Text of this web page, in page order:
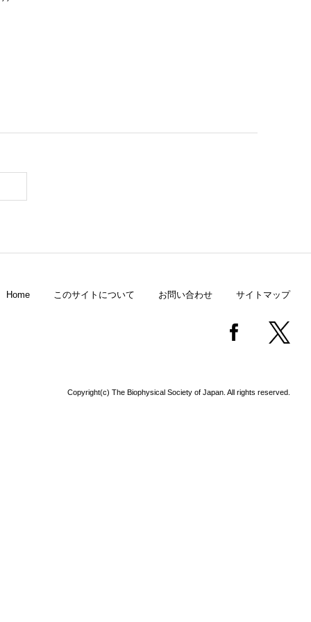
Home このサイトについて お問い合わせ サイトマップ
Copyright(c) The Biophysical Society of Japan. All rights reserved.